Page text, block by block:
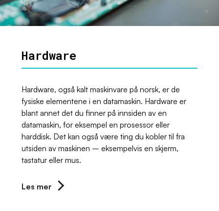
Hardware
Hardware, også kalt maskinvare på norsk, er de
fysiske elementene i en datamaskin. Hardware er
blant annet det du finner på innsiden av en
datamaskin, for eksempel en prosessor eller
harddisk. Det kan også være ting du kobler til fra
utsiden av maskinen – eksempelvis en skjerm,
tastatur eller mus.
Les mer